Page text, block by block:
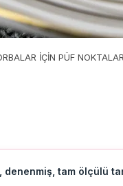
İÇİN PÜF
denenmiş, tam ölçülü